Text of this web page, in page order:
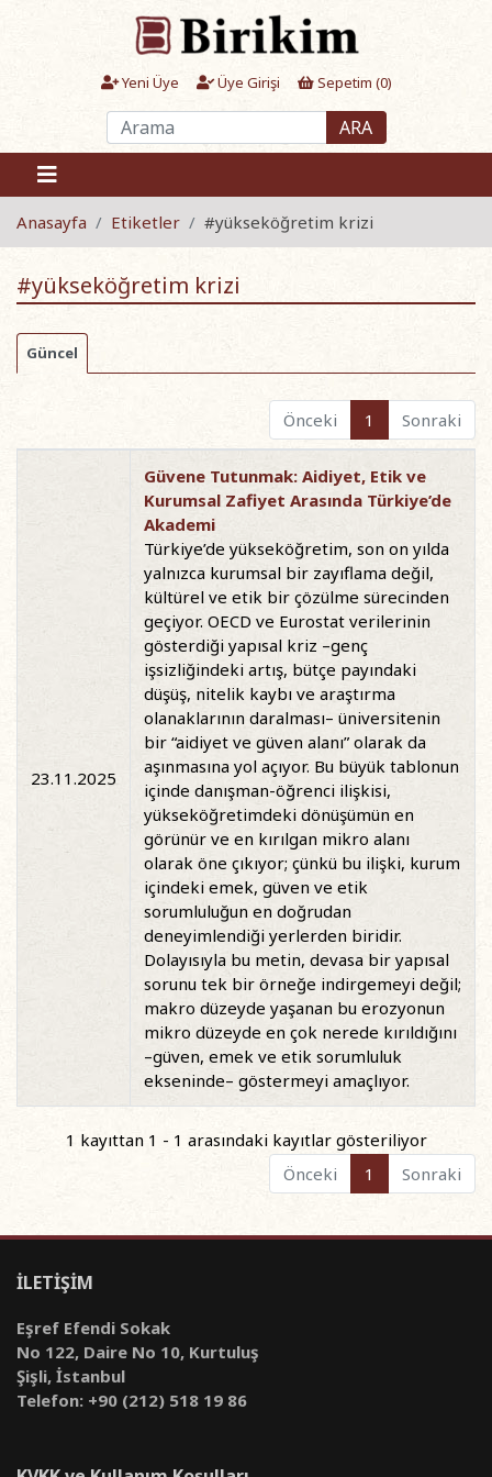
Yeni Üye Üye Girişi Sepetim (0)
ARA
Anasayfa Etiketler #yükseköğretim krizi
#yükseköğretim krizi
Güncel
Önceki 1 Sonraki
23.11.2025
Güvene Tutunmak: Aidiyet, Etik ve
Kurumsal Zafiyet Arasında Türkiye’de
Akademi
Türkiye’de yükseköğretim, son on yılda
yalnızca kurumsal bir zayıflama değil,
kültürel ve etik bir çözülme sürecinden
geçiyor. OECD ve Eurostat verilerinin
gösterdiği yapısal kriz –genç
işsizliğindeki artış, bütçe payındaki
düşüş, nitelik kaybı ve araştırma
olanaklarının daralması– üniversitenin
bir “aidiyet ve güven alanı” olarak da
aşınmasına yol açıyor. Bu büyük tablonun
içinde danışman-öğrenci ilişkisi,
yükseköğretimdeki dönüşümün en
görünür ve en kırılgan mikro alanı
olarak öne çıkıyor; çünkü bu ilişki, kurum
içindeki emek, güven ve etik
sorumluluğun en doğrudan
deneyimlendiği yerlerden biridir.
Dolayısıyla bu metin, devasa bir yapısal
sorunu tek bir örneğe indirgemeyi değil;
makro düzeyde yaşanan bu erozyonun
mikro düzeyde en çok nerede kırıldığını
–güven, emek ve etik sorumluluk
ekseninde– göstermeyi amaçlıyor.
1 kayıttan 1 - 1 arasındaki kayıtlar gösteriliyor
Önceki
1 Sonraki
İLETİŞİM
Eşref Efendi Sokak
No 122, Daire No 10, Kurtuluş
Şişli, İstanbul
Telefon: +90 (212) 518 19 86